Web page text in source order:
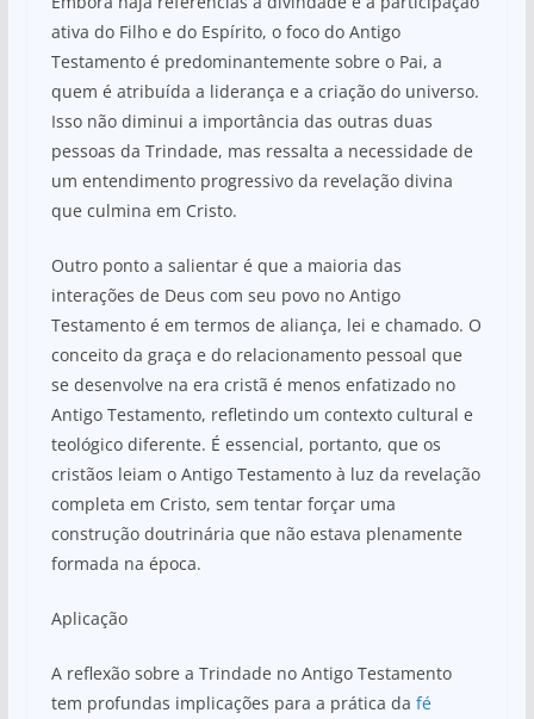
ativa do Filho e do Espírito, o foco do Antigo
Testamento é predominantemente sobre o Pai, a
quem é atribuída a liderança e a criação do universo.
Isso não diminui a importância das outras duas
pessoas da Trindade, mas ressalta a necessidade de
um entendimento progressivo da revelação divina
que culmina em Cristo.
Outro ponto a salientar é que a maioria das
interações de Deus com seu povo no Antigo
Testamento é em termos de aliança, lei e chamado. O
conceito da graça e do relacionamento pessoal que
se desenvolve na era cristã é menos enfatizado no
Antigo Testamento, refletindo um contexto cultural e
teológico diferente. É essencial, portanto, que os
cristãos leiam o Antigo Testamento à luz da revelação
completa em Cristo, sem tentar forçar uma
construção doutrinária que não estava plenamente
formada na época.
Aplicação
A reflexão sobre a Trindade no Antigo Testamento
tem profundas implicações para a prática da fé